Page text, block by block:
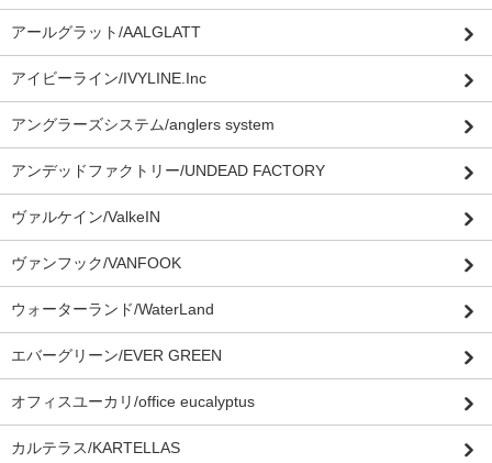
アールグラット/AALGLATT
アイビーライン/IVYLINE.Inc
アングラーズシステム/anglers system
アンデッドファクトリー/UNDEAD FACTORY
ヴァルケイン/ValkeIN
ヴァンフック/VANFOOK
ウォーターランド/WaterLand
エバーグリーン/EVER GREEN
オフィスユーカリ/office eucalyptus
カルテラス/KARTELLAS